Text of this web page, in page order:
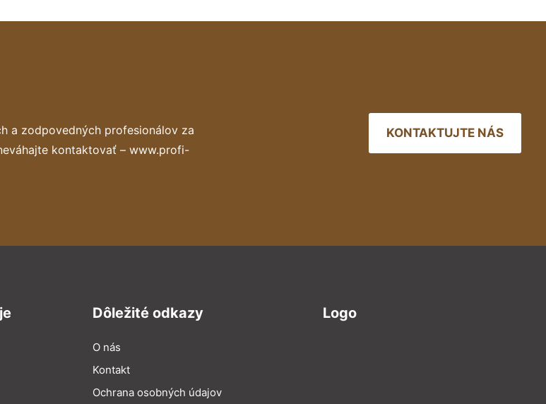
a zodpovedných profesionálov za
kontaktovať – www.profi-
KONTAKTUJTE NÁS
Dôležité odkazy
O nás
Kontakt
Ochrana osobných údajov
Logo